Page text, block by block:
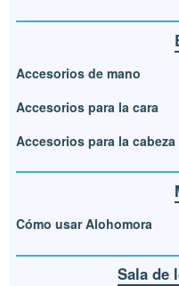
Accesorios de mano
Accesorios para la cara
Accesorios para la cabeza
Cómo usar Alohomora
Sala de